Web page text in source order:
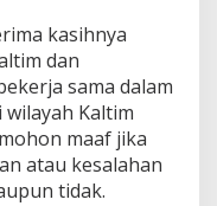
kasihnya
dan
sama dalam
Kaltim
maaf jika
atau kesalahan
tidak.